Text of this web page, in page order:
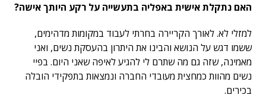
האם נתקלת אישית באפליה בתעשייה על רקע היותך אישה?
למזלי לא. לאורך הקריירה בחרתי לעבוד במקומות מדהימים,
ששמו דגש על הנושא והבינו את היתרון בהעסקת נשים, ואני
מאמינה, שזה גם מה שתרם לי להגיע לאיפה שאני היום. בפיי
נשים מהוות כמחצית מעובדי החברה ונמצאות בתפקידי הובלה
בכירים.